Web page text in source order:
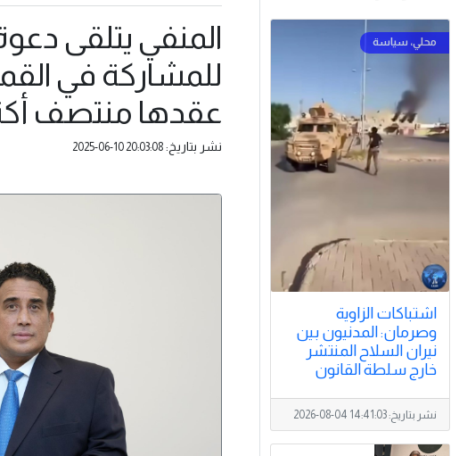
اشتباكات الزاوية
وصرمان: المدنيون بين
نيران السلاح المنتشر
خارج سلطة القانون
نشر بتاريخ:2026-08-04 14:41:03
المنفي يتلقى
للمشاركة في
عقدها منتصف
نشر بتاريخ: 2025-06-10 20:03:08